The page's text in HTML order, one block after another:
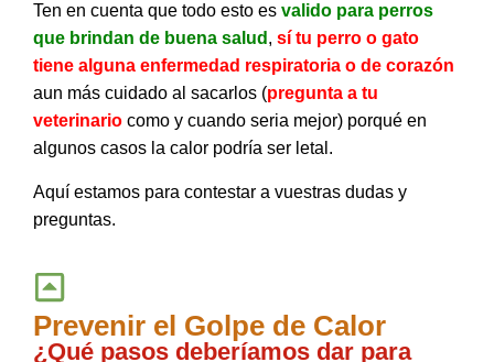
Ten en cuenta que todo esto es valido para perros
que brindan de buena salud , sí tu perro o gato
tiene alguna enfermedad respiratoria o de corazón
aun más cuidado al sacarlos (pregunta a tu
veterinario como y cuando seria mejor) porqué en
algunos casos la calor podría ser letal.
Aquí estamos para contestar a vuestras dudas y
preguntas.
Prevenir el Golpe de Calor
¿Qué pasos deberíamos dar para